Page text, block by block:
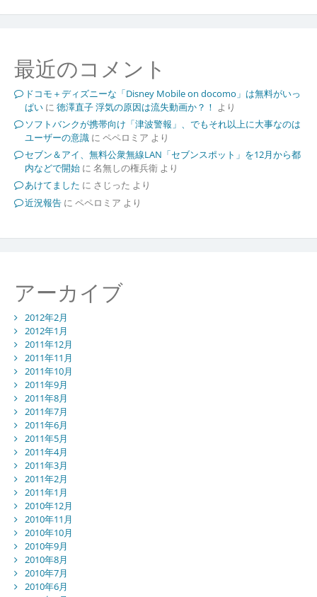
最近のコメント
ドコモ＋ディズニーな「Disney Mobile on docomo」は無料がいっ
ぱいに 徳澤直子 浮気の原因は流失動画か？！ より
ソフトバンクが携帯向け「津波警報」、でもそれ以上に大事なのは
ユーザーの意識に ペペロミア より
セブン＆アイ、無料公衆無線LAN「セブンスポット」を12月から都
内などで開始に 名無しの権兵衛より
あけてました に さじった より
近況報告に ペペロミア より
アーカイブ
2012年2月
2012年1月
2011年12月
2011年11月
2011年10月
2011年9月
2011年8月
2011年7月
2011年6月
2011年5月
2011年4月
2011年3月
2011年2月
2011年1月
2010年12月
2010年11月
2010年10月
2010年9月
2010年8月
2010年7月
2010年6月